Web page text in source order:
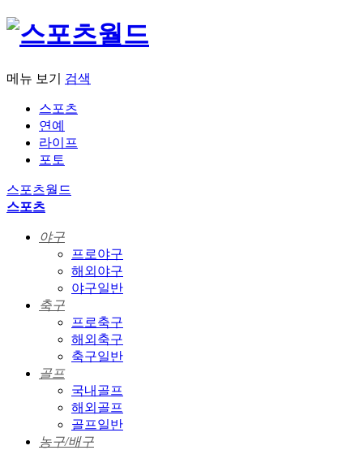
메뉴 보기 검색
스포츠
연예
라이프
포토
스포츠월드
스포츠
야구
프로야구
해외야구
야구일반
축구
프로축구
해외축구
축구일반
골프
국내골프
해외골프
골프일반
농구/배구